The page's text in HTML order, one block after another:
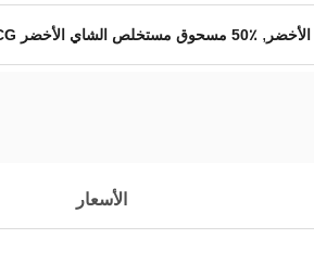
, 50٪ مسحوق مستخلص الشاي الأخضر EGCG
الأسعار